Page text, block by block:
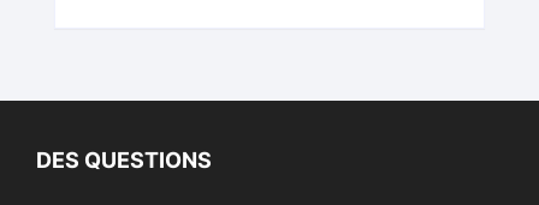
DES QUESTIONS